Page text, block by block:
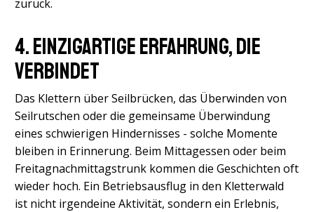
zurück.
4. Einzigartige Erfahrung, die
verbindet
Das Klettern über Seilbrücken, das Überwinden von
Seilrutschen oder die gemeinsame Überwindung
eines schwierigen Hindernisses - solche Momente
bleiben in Erinnerung. Beim Mittagessen oder beim
Freitagnachmittagstrunk kommen die Geschichten oft
wieder hoch. Ein Betriebsausflug in den Kletterwald
ist nicht irgendeine Aktivität, sondern ein Erlebnis,